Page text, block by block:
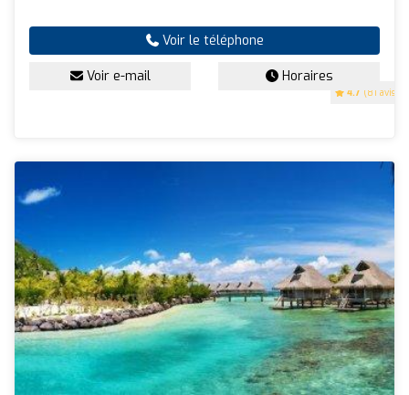
4.7 (81 avis)
Voir le téléphone
Voir e-mail Horaires